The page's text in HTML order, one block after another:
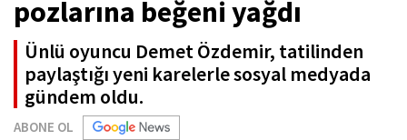
pozlarına beğeni yağdı
Ünlü oyuncu Demet Özdemir, tatilinden
paylaştığı yeni karelerle sosyal medyada
gündem oldu.
ABONE OL